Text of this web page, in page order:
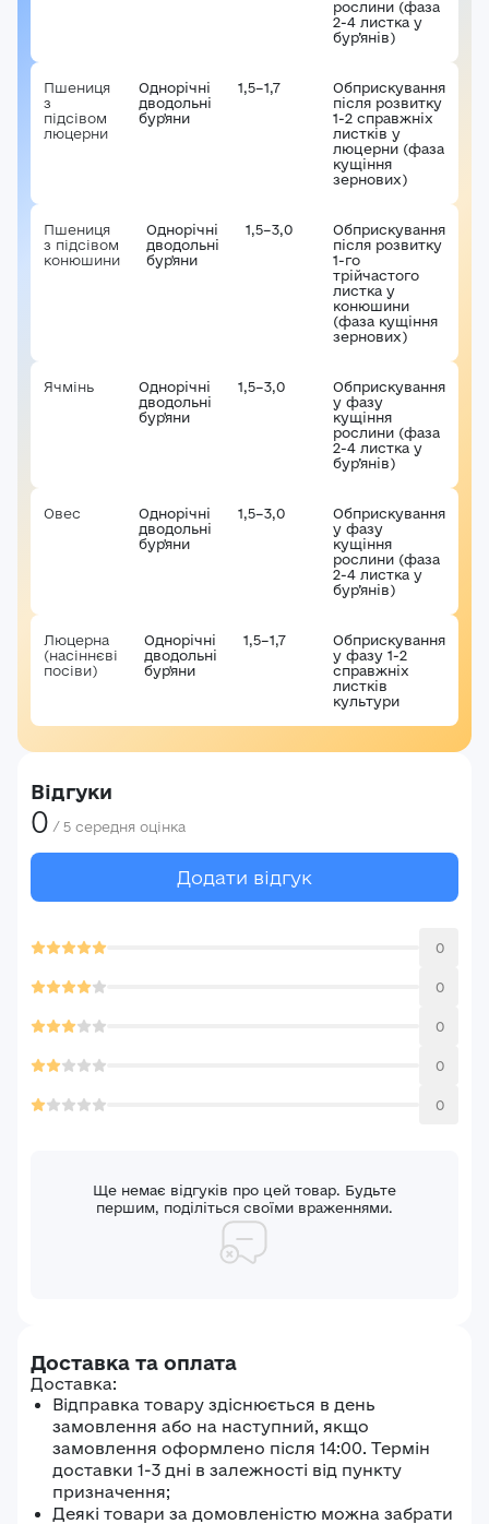
рослини (фаза
2-4 листка у
бур’янів)
Пшениця
з
підсівом
люцерни
Однорічні
дводольні
бур'яни
1,5–1,7
Обприскування
після розвитку
1-2 справжніх
листків у
люцерни (фаза
кущіння
зернових)
Пшениця
з підсівом
конюшини
Однорічні
дводольні
бур'яни
1,5–3,0
Обприскування
після розвитку
1-го
трійчастого
листка у
конюшини
(фаза кущіння
зернових)
Ячмінь
Однорічні
дводольні
бур'яни
1,5–3,0
Обприскування
у фазу
кущіння
рослини (фаза
2-4 листка у
бур’янів)
Овес
Однорічні
дводольні
бур'яни
1,5–3,0
Обприскування
у фазу
кущіння
рослини (фаза
2-4 листка у
бур’янів)
Люцерна
(насіннєві
посіви)
Однорічні
дводольні
бур'яни
1,5–1,7
Обприскування
у фазу 1-2
справжніх
листків
культури
Відгуки
0 / 5 середня оцінка
Додати відгук
0
0
0
0
0
Ще немає відгуків про цей товар. Будьте
першим, поділіться своїми враженнями.
Доставка та оплата
Доставка:
Відправка товару здіснюється в день
замовлення або на наступний, якщо
замовлення оформлено після 14:00. Термін
доставки 1-3 дні в залежності від пункту
призначення;
Деякі товари за домовленістю можна забрати
Пароль*
Реєстрація